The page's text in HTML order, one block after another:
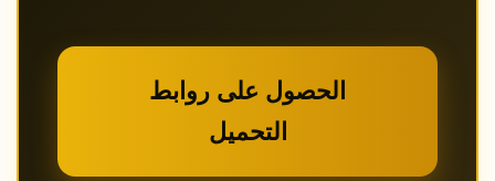
الحصول على روابط
التحميل